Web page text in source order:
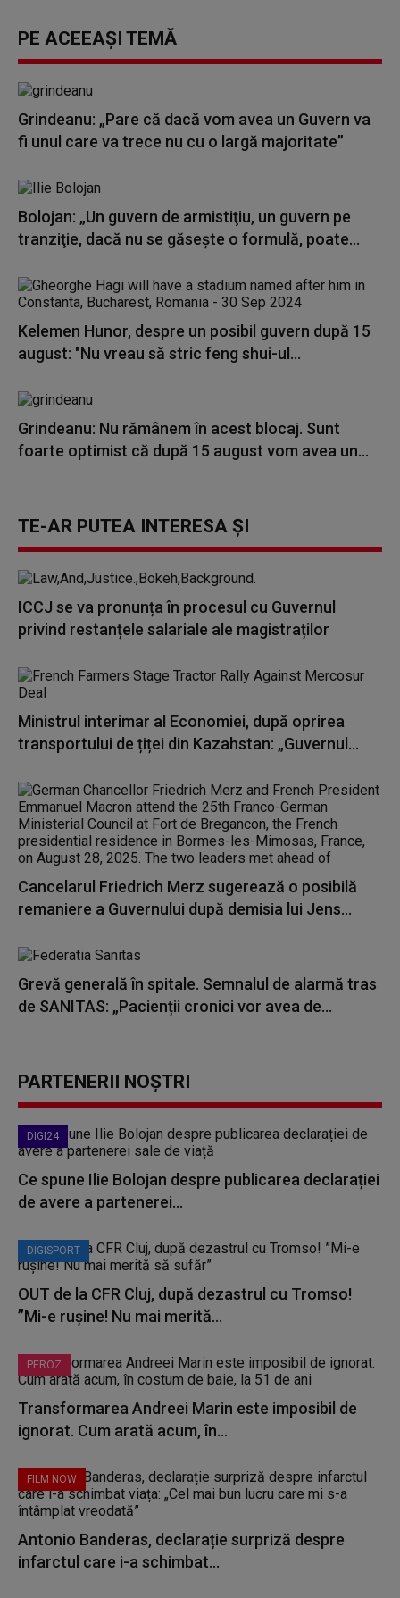
PE ACEEAȘI TEMĂ
Grindeanu: „Pare că dacă vom avea un Guvern va
fi unul care va trece nu cu o largă majoritate”
Bolojan: „Un guvern de armistiţiu, un guvern pe
tranziţie, dacă nu se găseşte o formulă, poate...
Kelemen Hunor, despre un posibil guvern după 15
august: "Nu vreau să stric feng shui-ul...
Grindeanu: Nu rămânem în acest blocaj. Sunt
foarte optimist că după 15 august vom avea un...
TE-AR PUTEA INTERESA ȘI
ICCJ se va pronunța în procesul cu Guvernul
privind restanțele salariale ale magistraților
Ministrul interimar al Economiei, după oprirea
transportului de țiței din Kazahstan: „Guvernul...
Cancelarul Friedrich Merz sugerează o posibilă
remaniere a Guvernului după demisia lui Jens...
Grevă generală în spitale. Semnalul de alarmă tras
de SANITAS: „Pacienții cronici vor avea de...
PARTENERII NOȘTRI
DIGI24
Ce spune Ilie Bolojan despre publicarea declarației
de avere a partenerei...
DIGISPORT
OUT de la CFR Cluj, după dezastrul cu Tromso!
”Mi-e rușine! Nu mai merită...
PEROZ
Transformarea Andreei Marin este imposibil de
ignorat. Cum arată acum, în...
FILM NOW
Antonio Banderas, declarație surpriză despre
infarctul care i-a schimbat...